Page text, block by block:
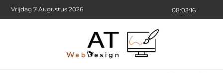
08:03:17
Vrijdag 7 Augustus 2026